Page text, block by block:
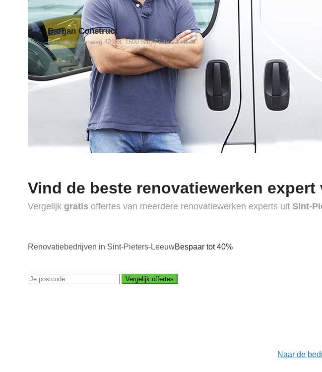
Bargan Construct
Bergensesteenweg 42113, 1600 Sint-Pieters-Leeuw
Vind de beste renovatiewerken
Vergelijk gratis offertes van meerdere renovatiewerken experts uit Sint-
Renovatiebedrijven in Sint-Pieters-LeeuwBespaar tot 40%
Vergelijk offertes
Naar de